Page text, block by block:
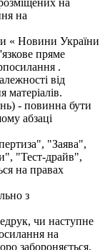
на
« Новини України
пряме
.
від
матеріалів.
- повинна бути
абзаці
"Заява",
"Тест-драйв",
на правах
з
чи наступне
на
забороняється.